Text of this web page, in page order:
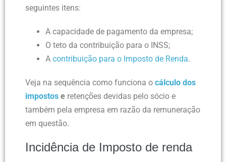
seguintes itens:
A capacidade de pagamento da empresa;
O teto da contribuição para o INSS;
A contribuição para o Imposto de Renda.
Veja na sequência como funciona o cálculo dos
impostos e retenções devidas pelo sócio e
também pela empresa em razão da remuneração
em questão.
Incidência de Imposto de renda